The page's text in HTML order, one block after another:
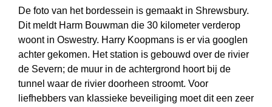
De foto van het bordessein is gemaakt in Shrewsbury.
Dit meldt Harm Bouwman die 30 kilometer verderop
woont in Oswestry. Harry Koopmans is er via googlen
achter gekomen. Het station is gebouwd over de rivier
de Severn; de muur in de achtergrond hoort bij de
tunnel waar de rivier doorheen stroomt. Voor
liefhebbers van klassieke beveiliging moet dit een zeer